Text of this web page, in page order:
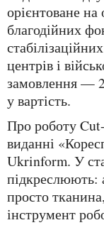
орієнтоване на
благодійних
центрів і
замовлення —
у вартість.
Про роботу Cut-Cut виходили матеріали в ТСН,
виданні
Ukrinform. У
підкреслюють:
просто
інструмент